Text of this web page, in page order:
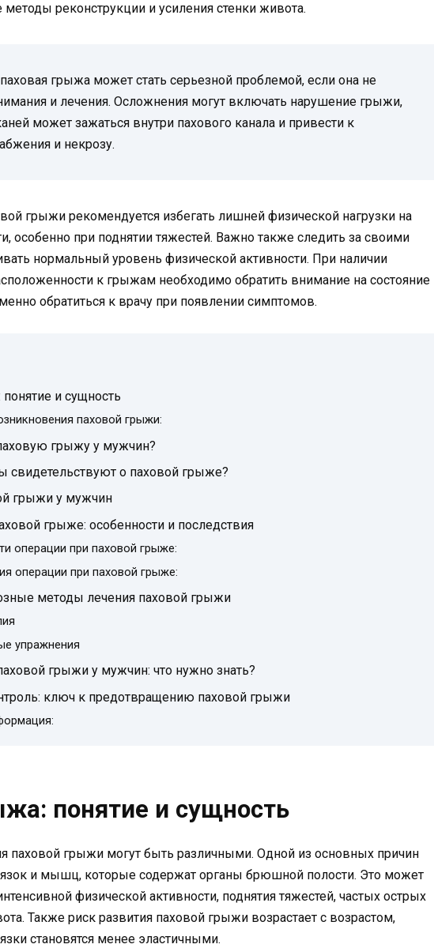
реконструкции и усиления стенки живота.
грыжа может стать серьезной проблемой, если она не
и лечения. Осложнения могут включать нарушение грыжи,
может зажаться внутри пахового канала и привести к
и некрозу.
грыжи рекомендуется избегать лишней физической нагрузки на
особенно при поднятии тяжестей. Важно также следить за своими
нормальный уровень физической активности. При наличии
к грыжам необходимо обратить внимание на состояние
обратиться к врачу при появлении симптомов.
и сущность
паховой грыжи:
грыжу у мужчин?
свидетельствуют о паховой грыже?
грыжи у мужчин
грыже: особенности и последствия
операции при паховой грыже:
операции при паховой грыже:
методы лечения паховой грыжи
упражнения
грыжи у мужчин: что нужно знать?
ключ к предотвращению паховой грыжи
понятие и сущность
паховой грыжи могут быть различными. Одной из основных причин
и мышц, которые содержат органы брюшной полости. Это может
физической активности, поднятия тяжестей, частых острых
Также риск развития паховой грыжи возрастает с возрастом,
становятся менее эластичными.